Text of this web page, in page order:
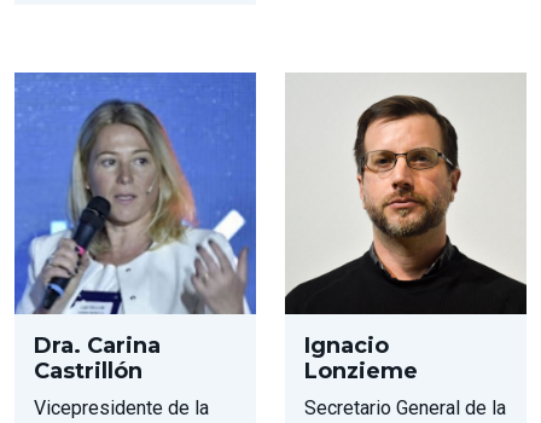
Dra. Carina
Castrillón
Vicepresidente de la
Ignacio
Lonzieme
Secretario General de la